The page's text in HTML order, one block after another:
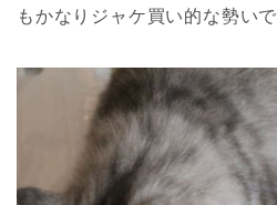
もかなりジャケ買い的な勢いで